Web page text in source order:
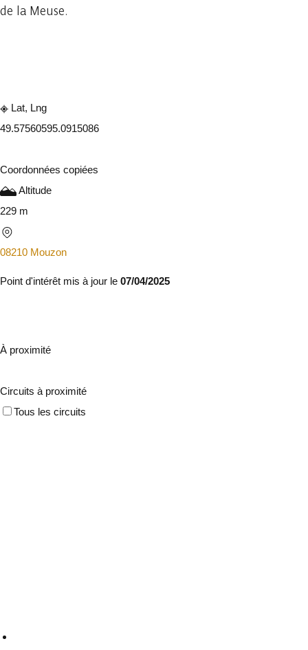
de la Meuse.
Lat, Lng
49.57560595.0915086
Coordonnées copiées
Altitude
229 m
08210 Mouzon
Point d'intérêt mis à jour le 07/04/2025
À proximité
Circuits à proximité
Tous les circuits